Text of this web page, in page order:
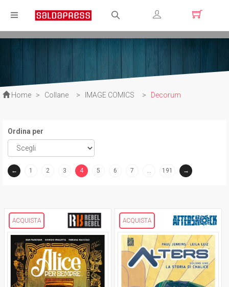
Registrati
Home > Collane > IMAGE COMICS > Decorum
Ordina per
← 1 2 3
4
5 6 7 … 191 →
ACQUISTA ACQUISTA